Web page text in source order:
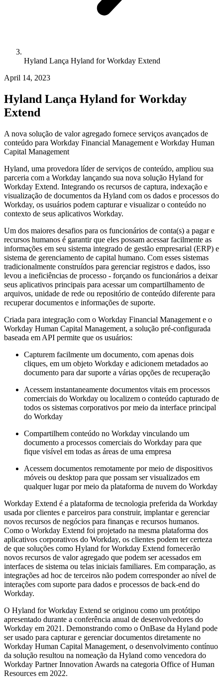
Hyland Lança Hyland for Workday Extend
April 14, 2023
Hyland Lança Hyland for Workday
Extend
A nova solução de valor agregado fornece serviços avançados de
conteúdo para Workday Financial Management e Workday Human
Capital Management
Hyland, uma provedora líder de serviços de conteúdo, ampliou sua
parceria com a Workday lançando sua nova solução Hyland for
Workday Extend. Integrando os recursos de captura, indexação e
visualização de documentos da Hyland com os dados e processos do
Workday, os usuários podem capturar e visualizar o conteúdo no
contexto de seus aplicativos Workday.
Um dos maiores desafios para os funcionários de conta(s) a pagar e
recursos humanos é garantir que eles possam acessar facilmente as
informações em seu sistema integrado de gestão empresarial (ERP) e
sistema de gerenciamento de capital humano. Com esses sistemas
tradicionalmente construídos para gerenciar registros e dados, isso
levou a ineficiências de processo - forçando os funcionários a deixar
seus aplicativos principais para acessar um compartilhamento de
arquivos, unidade de rede ou repositório de conteúdo diferente para
recuperar documentos e informações de suporte.
Criada para integração com o Workday Financial Management e o
Workday Human Capital Management, a solução pré-configurada
baseada em API permite que os usuários:
Capturem facilmente um documento, com apenas dois
cliques, em um objeto Workday e adicionem metadados ao
documento para dar suporte a várias opções de recuperação
Acessem instantaneamente documentos vitais em processos
comerciais do Workday ou localizem o conteúdo capturado de
todos os sistemas corporativos por meio da interface principal
do Workday
Compartilhem conteúdo no Workday vinculando um
documento a processos comerciais do Workday para que
fique visível em todas as áreas de uma empresa
Acessem documentos remotamente por meio de dispositivos
móveis ou desktop para que possam ser visualizados em
qualquer lugar por meio da plataforma de nuvem do Workday
Workday Extend é a plataforma de tecnologia preferida da Workday
usada por clientes e parceiros para construir, implantar e gerenciar
novos recursos de negócios para finanças e recursos humanos.
Como o Workday Extend foi projetado na mesma plataforma dos
aplicativos corporativos do Workday, os clientes podem ter certeza
de que soluções como Hyland for Workday Extend fornecerão
novos recursos de valor agregado que podem ser acessados em
interfaces de sistema ou telas iniciais familiares. Em comparação, as
integrações ad hoc de terceiros não podem corresponder ao nível de
interações com suporte para dados e processos de back-end do
Workday.
O Hyland for Workday Extend se originou como um protótipo
apresentado durante a conferência anual de desenvolvedores do
Workday em 2021. Demonstrando como o OnBase da Hyland pode
ser usado para capturar e gerenciar documentos diretamente no
Workday Human Capital Management, o desenvolvimento contínuo
da solução resultou na nomeação da Hyland como vencedora do
Workday Partner Innovation Awards na categoria Office of Human
Resources em 2022.